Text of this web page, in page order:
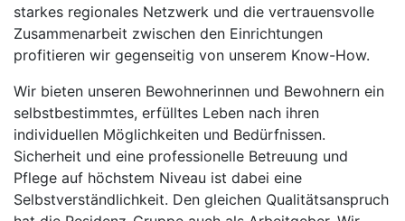
starkes regionales Netzwerk und die vertrauensvolle
Zusammenarbeit zwischen den Einrichtungen
profitieren wir gegenseitig von unserem Know-How.
Wir bieten unseren Bewohnerinnen und Bewohnern ein
selbstbestimmtes, erfülltes Leben nach ihren
individuellen Möglichkeiten und Bedürfnissen.
Sicherheit und eine professionelle Betreuung und
Pflege auf höchstem Niveau ist dabei eine
Selbstverständlichkeit. Den gleichen Qualitätsanspruch